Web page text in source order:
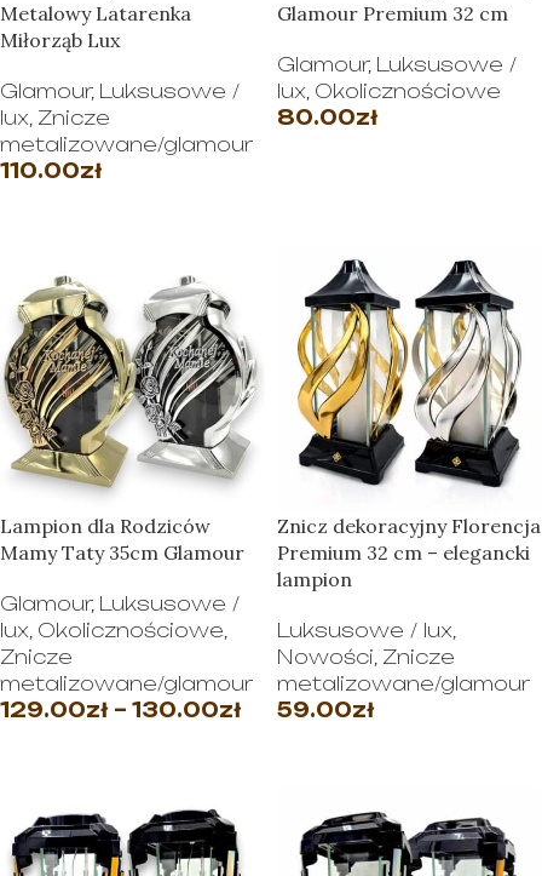
Metalowy Latarenka
Miłorząb Lux
Glamour, Luksusowe /
lux, Znicze
metalizowane/glamour
110.00zł
Glamour Premium 32 cm
Glamour, Luksusowe /
lux, Okolicznościowe
80.00zł
Lampion dla Rodziców
Mamy Taty 35cm Glamour
Glamour, Luksusowe /
lux, Okolicznościowe,
Znicze
metalizowane/glamour
129.00zł – 130.00zł
Znicz dekoracyjny Florencja
Premium 32 cm – elegancki
lampion
Luksusowe / lux,
Nowości, Znicze
metalizowane/glamour
59.00zł